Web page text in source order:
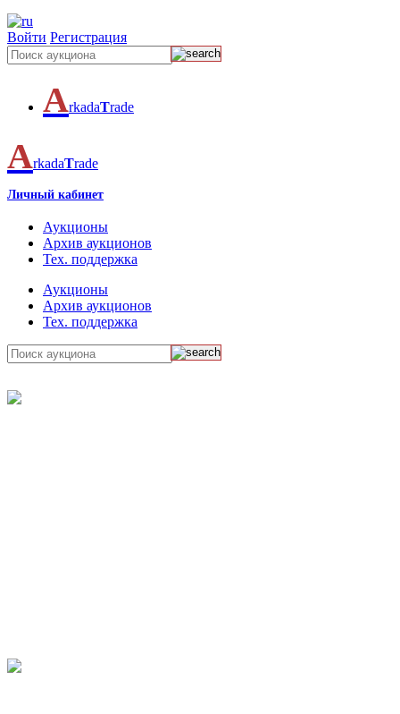
Войти Регистрация
ArkadaTrade
ArkadaTrade
Личный кабинет
Аукционы
Архив аукционов
Тех. поддержка
Аукционы
Архив аукционов
Тех. поддержка